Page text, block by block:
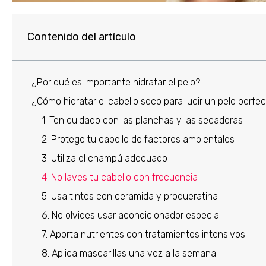
Contenido del artículo
¿Por qué es importante hidratar el pelo?
¿Cómo hidratar el cabello seco para lucir un pelo
1. Ten cuidado con las planchas y las secadoras
2. Protege tu cabello de factores ambientales
3. Utiliza el champú adecuado
4. No laves tu cabello con frecuencia
5. Usa tintes con ceramida y proqueratina
6. No olvides usar acondicionador especial
7. Aporta nutrientes con tratamientos intensivos
8. Aplica mascarillas una vez a la semana